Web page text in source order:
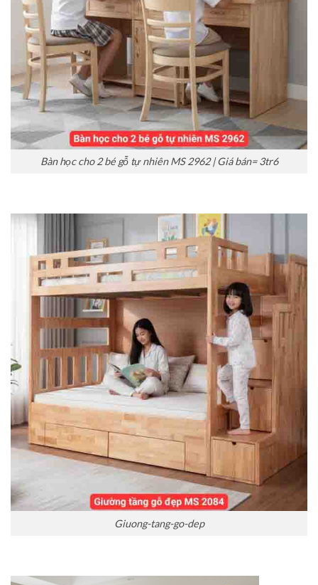
Bàn học cho 2 bé gỗ tự nhiên MS 2962 | Giá bán= 3tr6
Giuong-tang-go-dep